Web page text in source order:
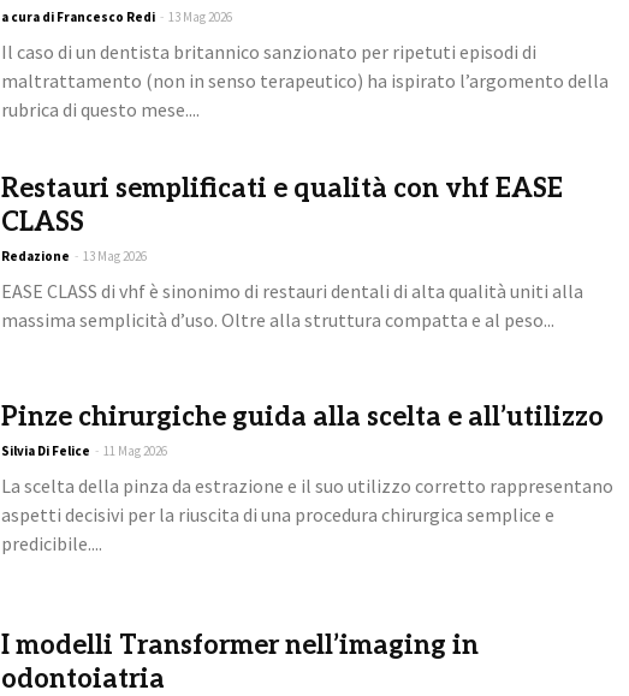
a cura di Francesco Redi - 13 Mag 2026
Il caso di un dentista britannico sanzionato per ripetuti episodi di
maltrattamento (non in senso terapeutico) ha ispirato l’argomento della
rubrica di questo mese....
Restauri semplificati e qualità con vhf EASE
CLASS
Redazione - 13 Mag 2026
EASE CLASS di vhf è sinonimo di restauri dentali di alta qualità uniti alla
massima semplicità d’uso. Oltre alla struttura compatta e al peso...
Pinze chirurgiche guida alla scelta e all’utilizzo
Silvia Di Felice - 11 Mag 2026
La scelta della pinza da estrazione e il suo utilizzo corretto rappresentano
aspetti decisivi per la riuscita di una procedura chirurgica semplice e
predicibile....
I modelli Transformer nell’imaging in
odontoiatria